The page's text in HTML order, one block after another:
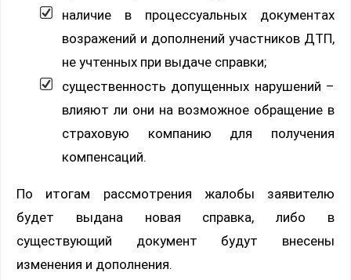
наличие в процессуальных документах
возражений и дополнений участников ДТП,
не учтенных при выдаче справки;
существенность допущенных нарушений –
влияют ли они на возможное обращение в
страховую компанию для получения
компенсаций.
По итогам рассмотрения жалобы заявителю
будет выдана новая справка, либо в
существующий документ будут внесены
изменения и дополнения.